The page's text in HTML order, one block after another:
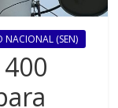
NACIONAL (SEN)